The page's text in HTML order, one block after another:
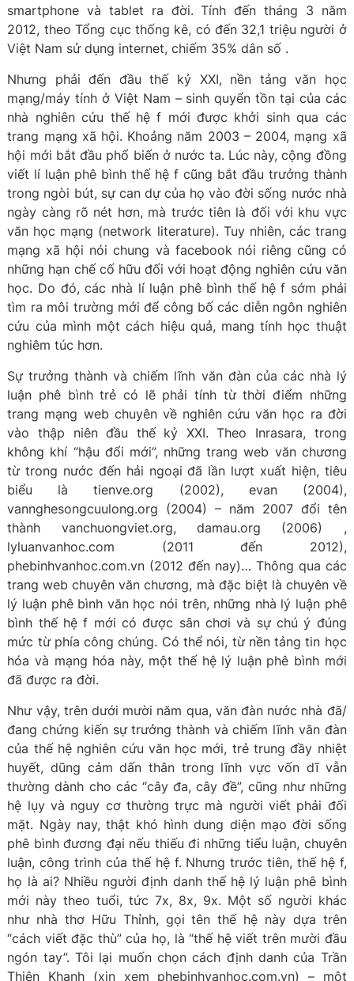
smartphone và tablet ra đời. Tính đến tháng 3 năm
2012, theo Tổng cục thống kê, có đến 32,1 triệu người ở
Việt Nam sử dụng internet, chiếm 35% dân số .
Nhưng phải đến đầu thế kỷ XXI, nền tảng văn học
mạng/máy tính ở Việt Nam – sinh quyển tồn tại của các
nhà nghiên cứu thế hệ f mới được khởi sinh qua các
trang mạng xã hội. Khoảng năm 2003 – 2004, mạng xã
hội mới bắt đầu phổ biến ở nước ta. Lúc này, cộng đồng
viết lí luận phê bình thế hệ f cũng bắt đầu trưởng thành
trong ngòi bút, sự can dự của họ vào đời sống nước nhà
ngày càng rõ nét hơn, mà trước tiên là đối với khu vực
văn học mạng (network literature). Tuy nhiên, các trang
mạng xã hội nói chung và facebook nói riêng cũng có
những hạn chế cố hữu đối với hoạt động nghiên cứu văn
học. Do đó, các nhà lí luận phê bình thế hệ f sớm phải
tìm ra môi trường mới để công bố các diễn ngôn nghiên
cứu của mình một cách hiệu quả, mang tính học thuật
nghiêm túc hơn.
Sự trưởng thành và chiếm lĩnh văn đàn của các nhà lý
luận phê bình trẻ có lẽ phải tính từ thời điểm những
trang mạng web chuyên về nghiên cứu văn học ra đời
vào thập niên đầu thế kỷ XXI. Theo Inrasara, trong
không khí “hậu đổi mới”, những trang web văn chương
từ trong nước đến hải ngoại đã lần lượt xuất hiện, tiêu
biểu là tienve.org (2002), evan (2004),
vannghesongcuulong.org (2004) – năm 2007 đổi tên
thành vanchuongviet.org, damau.org (2006) ,
lyluanvanhoc.com (2011 đến 2012),
phebinhvanhoc.com.vn (2012 đến nay)… Thông qua các
trang web chuyên văn chương, mà đặc biệt là chuyên về
lý luận phê bình văn học nói trên, những nhà lý luận phê
bình thế hệ f mới có được sân chơi và sự chú ý đúng
mức từ phía công chúng. Có thể nói, từ nền tảng tin học
hóa và mạng hóa này, một thế hệ lý luận phê bình mới
đã được ra đời.
Như vậy, trên dưới mười năm qua, văn đàn nước nhà đã/
đang chứng kiến sự trưởng thành và chiếm lĩnh văn đàn
của thế hệ nghiên cứu văn học mới, trẻ trung đầy nhiệt
huyết, dũng cảm dấn thân trong lĩnh vực vốn dĩ vẫn
thường dành cho các “cây đa, cây đề”, cũng như những
hệ lụy và nguy cơ thường trực mà người viết phải đối
mặt. Ngày nay, thật khó hình dung diện mạo đời sống
phê bình đương đại nếu thiếu đi những tiểu luận, chuyên
luận, công trình của thế hệ f. Nhưng trước tiên, thế hệ f,
họ là ai? Nhiều người định danh thế hệ lý luận phê bình
mới này theo tuổi, tức 7x, 8x, 9x. Một số người khác
như nhà thơ Hữu Thỉnh, gọi tên thế hệ này dựa trên
“cách viết đặc thù” của họ, là “thế hệ viết trên mười đầu
ngón tay”. Tôi lại muốn chọn cách định danh của Trần
Thiện Khanh (xin xem phebinhvanhoc.com.vn) – một